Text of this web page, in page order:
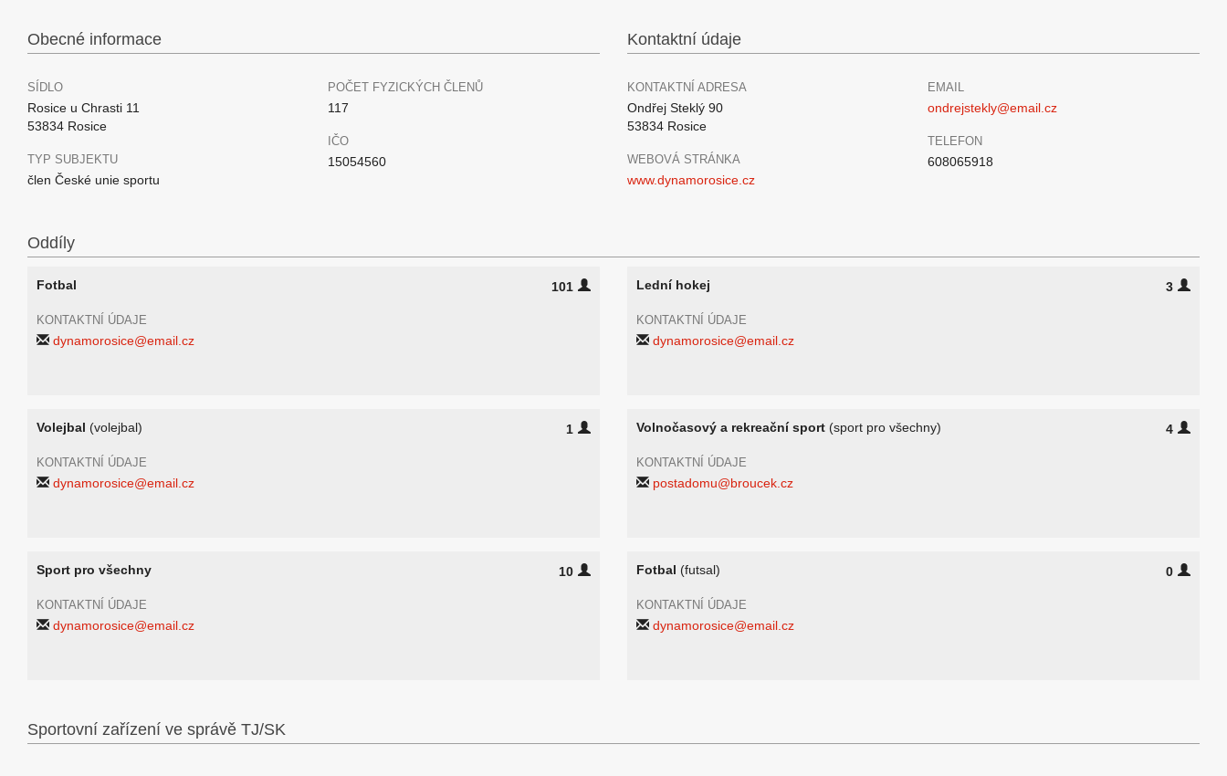
Obecné informace
SÍDLO
Rosice u Chrasti 11
53834 Rosice
TYP SUBJEKTU
člen České unie sportu
POČET FYZICKÝCH ČLENŮ
117
IČO
15054560
Kontaktní údaje
KONTAKTNÍ ADRESA
Ondřej Steklý 90
53834 Rosice
WEBOVÁ STRÁNKA
www.dynamorosice.cz
EMAIL
ondrejstekly@email.cz
TELEFON
608065918
Oddíly
Fotbal 101
KONTAKTNÍ ÚDAJE
dynamorosice@email.cz
Lední hokej 3
KONTAKTNÍ ÚDAJE
dynamorosice@email.cz
Volejbal (volejbal) 1
KONTAKTNÍ ÚDAJE
dynamorosice@email.cz
Volnočasový a rekreační sport (sport pro všechny) 4
KONTAKTNÍ ÚDAJE
postadomu@broucek.cz
Sport pro všechny 10
KONTAKTNÍ ÚDAJE
dynamorosice@email.cz
Fotbal (futsal) 0
KONTAKTNÍ ÚDAJE
dynamorosice@email.cz
Sportovní zařízení ve správě TJ/SK